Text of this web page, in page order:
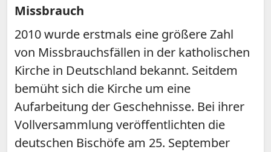
Missbrauch
2010 wurde erstmals eine größere Zahl
von Missbrauchsfällen in der katholischen
Kirche in Deutschland bekannt. Seitdem
bemüht sich die Kirche um eine
Aufarbeitung der Geschehnisse. Bei ihrer
Vollversammlung veröffentlichten die
deutschen Bischöfe am 25. September